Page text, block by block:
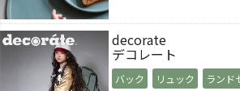
decorate
デコレート
バック リュック
ランド